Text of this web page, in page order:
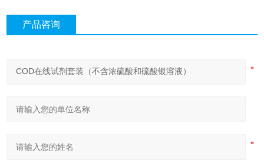
产品咨询